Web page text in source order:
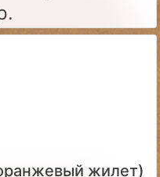
жилет)